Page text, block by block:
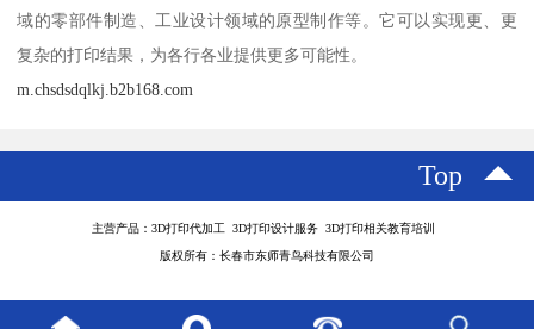
域的零部件制造、工业设计领域的原型制作等。它可以实现更、更
复杂的打印结果，为各行各业提供更多可能性。
m.chsdsdqlkj.b2b168.com
Top
主营产品：3D打印代加工 3D打印设计服务 3D打印相关教育培训
版权所有：长春市东师青鸟科技有限公司